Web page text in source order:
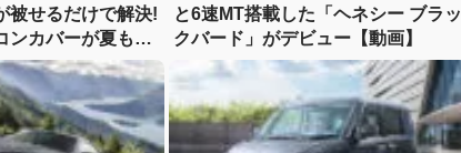
被せるだけで解決!
ンカバーが夏も冬
MONO図鑑】
と6速MT搭載した「ヘネシー ブラッ
クバード」がデビュー【動画】